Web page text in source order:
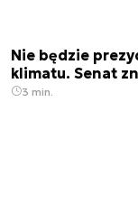
Nie będzie
klimatu. Senat
3 min.